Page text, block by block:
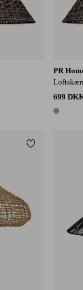
PR
699
1 farve
Tilføj til